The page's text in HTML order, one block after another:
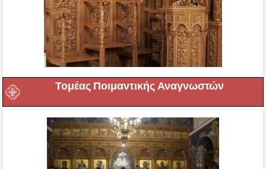
Τομέας Ποιμαντικής Αναγνωστών